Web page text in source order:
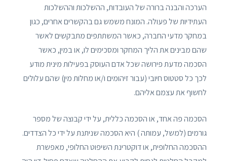
הערכה והבנה ברורה של העובדות, ההשלכות וההשלכות
העתידיות של פעולה. המונח משמש גם בהקשרים אחרים, כגון
במחקר מדעי החברה, כאשר המשתתפים מתבקשים לאשר
שהם מבינים את הליך המחקר ומסכימים לו, או במין, כאשר
הסכמה מדעת פירושה שכל אדם העוסק בפעילות מינית מודע
לכך כל סטטוס חיובי (עבור זיהומים ו/או מחלות מין) שהם עלולים
לחשוף את עצמם אליהם.
הסכמה פה אחד, או הסכמה כללית, על ידי קבוצה של מספר
גורמים (למשל, עמותה ) היא הסכמה שניתנת על ידי כל הצדדים.
ההסכמה החלופית, או דוקטרינת השיפוט החלופי, מאפשרת